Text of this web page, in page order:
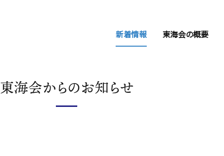
新着情報
東海会からのお知らせ
東海会の概要
東海会からのお知らせ